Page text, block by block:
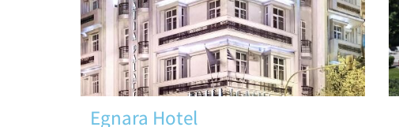
Egnara Hotel